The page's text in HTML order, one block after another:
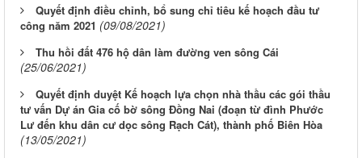
Quyết định điều chỉnh, bổ sung chỉ tiêu kế hoạch đầu tư
công năm 2021 (09/08/2021)
Thu hồi đất 476 hộ dân làm đường ven sông Cái
(25/06/2021)
Quyết định duyệt Kế hoạch lựa chọn nhà thầu các gói thầu
tư vấn Dự án Gia cố bờ sông Đồng Nai (đoạn từ đình Phước
Lư đến khu dân cư dọc sông Rạch Cát), thành phố Biên Hòa
(13/05/2021)